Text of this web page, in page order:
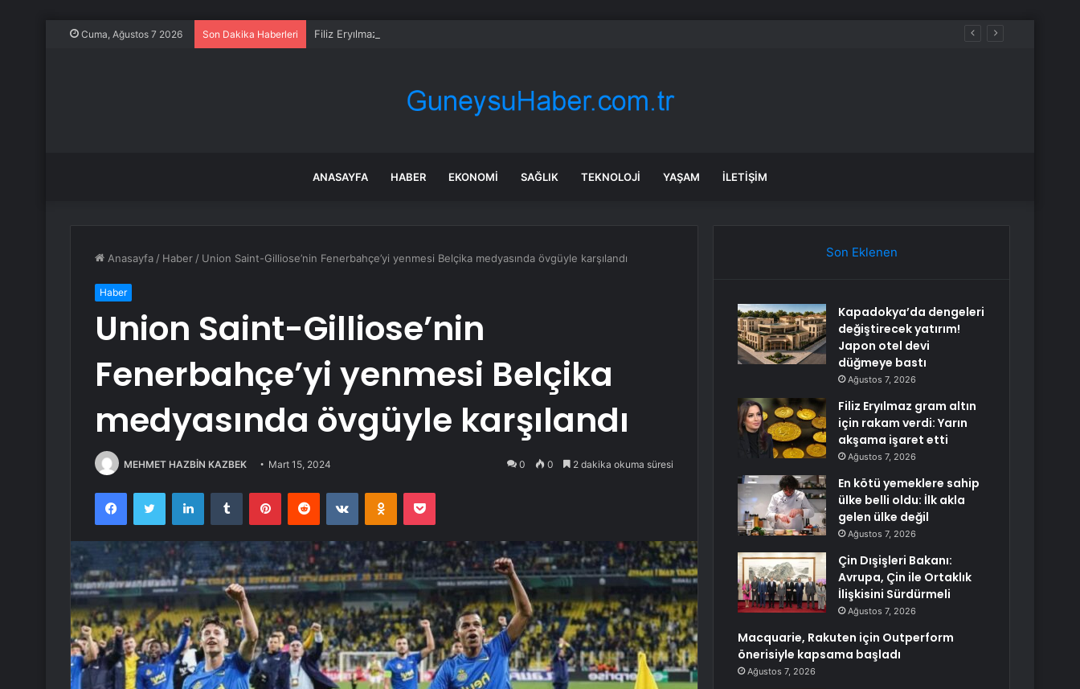
Cuma, Ağustos 7 2026 Son Dakika Haberleri Filiz Eryılmaz gram altın için rakam verdi: Yarın akşama işaret etti
ANASAYFA HABER EKONOMI SAĞLIK TEKNOLOJI YAŞAM İLETIŞIM
Anasayfa / Haber / Union Saint-Gilliose’nin Fenerbahçe’yi yenmesi Belçika medyasında övgüyle karşılandı
Haber
Union Saint-Gilliose’nin
Fenerbahçe’yi yenmesi Belçika
medyasında övgüyle karşılandı
MEHMET HAZBİN KAZBEK Mart 15, 2024 0 0 2 dakika okuma süresi
FacebookTwitter LinkedInTumblr PinterestReddit VKontakteOdnoklassniki
Pocket
Son Eklenen
Kapadokya’da dengeleri
değiştirecek yatırım!
Japon otel devi
düğmeye bastı
Ağustos 7, 2026
Filiz Eryılmaz gram altın
için rakam verdi: Yarın
akşama işaret etti
Ağustos 7, 2026
En kötü yemeklere sahip
ülke belli oldu: İlk akla
gelen ülke değil
Ağustos 7, 2026
Çin Dışişleri Bakanı:
Avrupa, Çin ile Ortaklık
İlişkisini Sürdürmeli
Ağustos 7, 2026
Macquarie, Rakuten için Outperform
önerisiyle kapsama başladı
Ağustos 7, 2026